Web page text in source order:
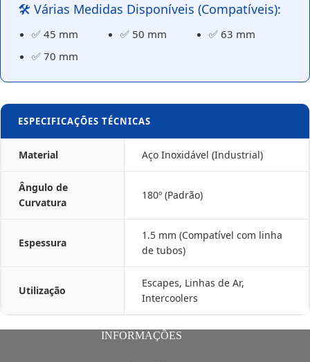
🛠️ Várias Medidas Disponíveis (Compatíveis):
✅ 45 mm ✅ 50 mm
✅ 63 mm
✅ 70 mm
ESPECIFICAÇÕES TÉCNICAS
Material Aço Inoxidável (Industrial)
Ângulo de
Curvatura
180º (Padrão)
Espessura
1.5 mm (Compatível com linha
de tubos)
Utilização
Escapes, Linhas de Ar,
Intercoolers
INFORMAÇÕES